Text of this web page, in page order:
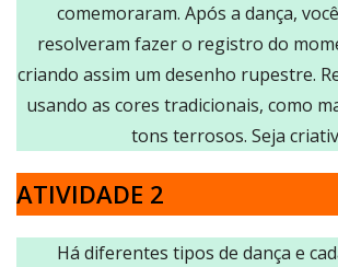
comemoraram. Após a dança,
resolveram fazer o registro do
criando assim um desenho rupestre.
usando as cores tradicionais, como
tons terrosos. Seja
ATIVIDADE 2
Há diferentes tipos de dança e